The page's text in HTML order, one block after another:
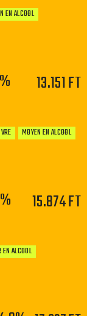
EN ALCOOL
13.151 FT
MOYEN EN ALCOOL
15.874 FT
EN ALCOOL